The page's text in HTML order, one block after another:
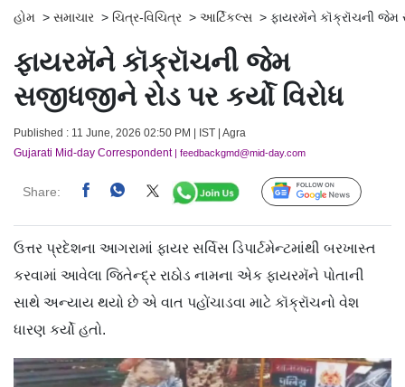
હોમ > સમાચાર > ચિત્ર-વિચિત્ર > આર્ટિકલ્સ > ફાયરમૅને કૉક્રૉચની જેમ
ફાયરમૅને કૉક્રૉચની જેમ
સજીધજીને રોડ પર કર્યો વિરોધ
Published : 11 June, 2026 02:50 PM | IST | Agra
Gujarati Mid-day Correspondent| feedbackgmd@mid-day.com
Share: Follow Us
ઉત્તર પ્રદેશના આગરામાં ફાયર સર્વિસ ડિપાર્ટમેન્ટમાંથી બરખાસ્ત
કરવામાં આવેલા જિતેન્દ્ર રાઠોડ નામના એક ફાયરમૅને પોતાની
સાથે અન્યાય થયો છે એ વાત પહોંચાડવા માટે કૉક્રૉચનો વેશ
ધારણ કર્યો હતો.